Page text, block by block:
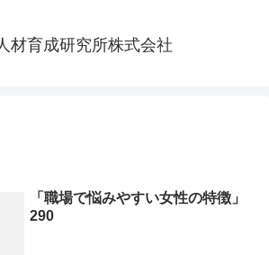
材育成研究所株式会社
「職場で悩みやすい女性の特徴」
290